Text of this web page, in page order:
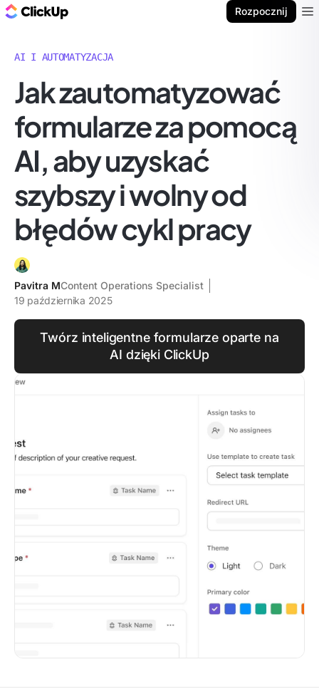
Rozpocznij
AI I AUTOMATYZACJA
Jak zautomatyzować
formularze za pomocą
AI, aby uzyskać
szybszy i wolny od
błędów cykl pracy
Pavitra MContent Operations Specialist
19 października 2025
Twórz inteligentne formularze oparte na
AI dzięki ClickUp